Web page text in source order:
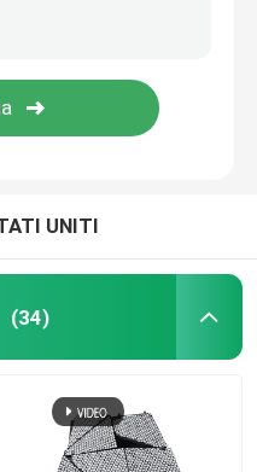
UNITI
(34)